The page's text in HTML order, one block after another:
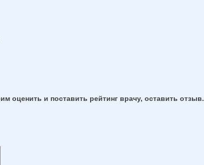
оценить и поставить рейтинг врачу, оставить отзыв.